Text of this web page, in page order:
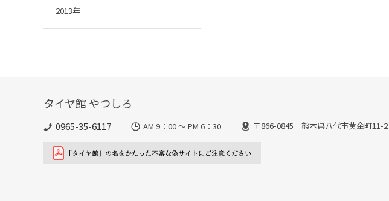
2013年
タイヤ館 やつしろ
0965-35-6117 AM 9：00 ～ PM 6：30 〒866-0845 熊本県八代市黄金町11-2